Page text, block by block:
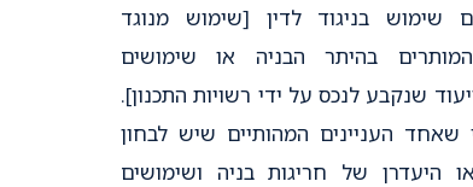
שימוש בניגוד לדין [שימוש מנוגד
בהיתר הבניה או שימושים
שנקבע לנכס על ידי רשויות התכנון].
העניינים המהותיים שיש לבחון
היעדרן של חריגות בניה ושימושים